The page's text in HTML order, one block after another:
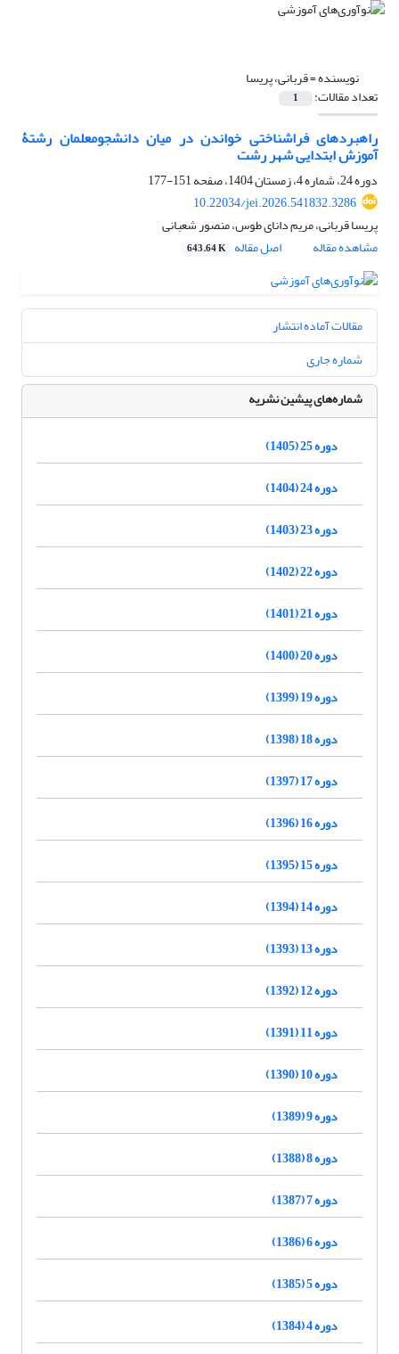
نویسنده =قربانی، پریسا
تعداد مقالات: 1
راهبردهای فراشناختی خواندن در میان دانشجومعلمان رشتۀ
آموزش ابتدایی شهر رشت
دوره 24، شماره 4، زمستان 1404، صفحه
151-177
10.22034/jei.2026.541832.3286
پریسا قربانی، مریم دانای طوس، منصور شعبانی
مشاهده مقاله
اصل مقاله 643.64 K
مقالات آماده انتشار
شماره جاری
شماره‌های پیشین نشریه
دوره 25 (1405)
دوره 24 (1404)
دوره 23 (1403)
دوره 22 (1402)
دوره 21 (1401)
دوره 20 (1400)
دوره 19 (1399)
دوره 18 (1398)
دوره 17 (1397)
دوره 16 (1396)
دوره 15 (1395)
دوره 14 (1394)
دوره 13 (1393)
دوره 12 (1392)
دوره 11 (1391)
دوره 10 (1390)
دوره 9 (1389)
دوره 8 (1388)
دوره 7 (1387)
دوره 6 (1386)
دوره 5 (1385)
دوره 4 (1384)